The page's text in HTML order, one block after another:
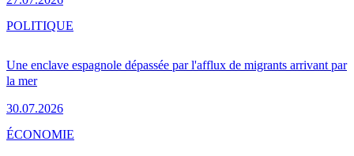
Une enclave espagnole dépassée par l'afflux de migrants arrivant par
la mer
30.07.2026
POLITIQUE
ÉCONOMIE